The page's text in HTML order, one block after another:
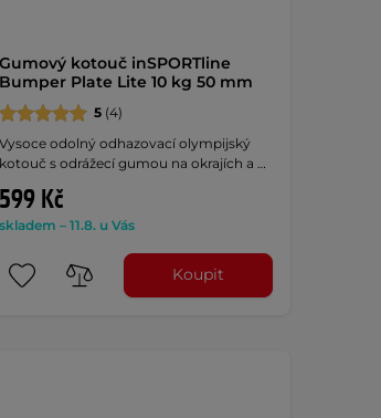
Gumový kotouč inSPORTline
Bumper Plate Lite 10 kg 50 mm
5(4)
Vysoce odolný odhazovací olympijský
kotouč s odrážecí gumou na okrajích a …
599 Kč
skladem – 11.8. u Vás
Koupit